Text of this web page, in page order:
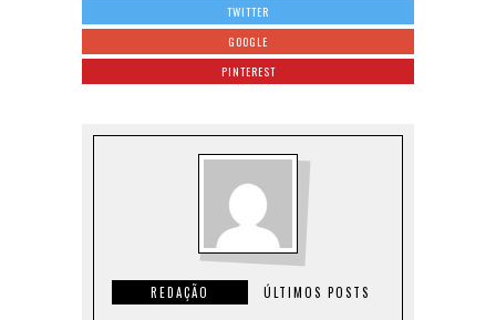
TWITTER
GOOGLE
PINTEREST
REDAÇÃO ÚLTIMOS POSTS